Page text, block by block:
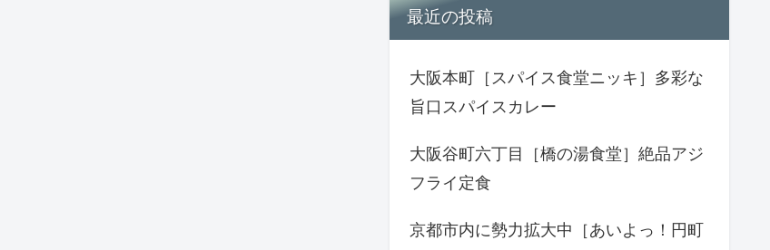
最近の投稿
大阪本町［スパイス食堂ニッキ］多彩な
旨口スパイスカレー
大阪谷町六丁目［橋の湯食堂］絶品アジ
フライ定食
京都市内に勢力拡大中［あいよっ！円町